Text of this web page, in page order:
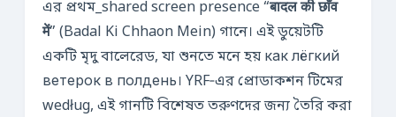
এর প্রথম_shared screen presence “बादल की छाँव
में” (Badal Ki Chhaon Mein) গানে। এই ডুয়েটটি
একটি মৃদু বালেরেড, যা শুনতে মনে হয় как лёгкий
ветерок в полдень। YRF‑এর প্রোডাকশন টিমের
według, এই গানটি বিশেষত তরুণদের জন্য তৈরি করা